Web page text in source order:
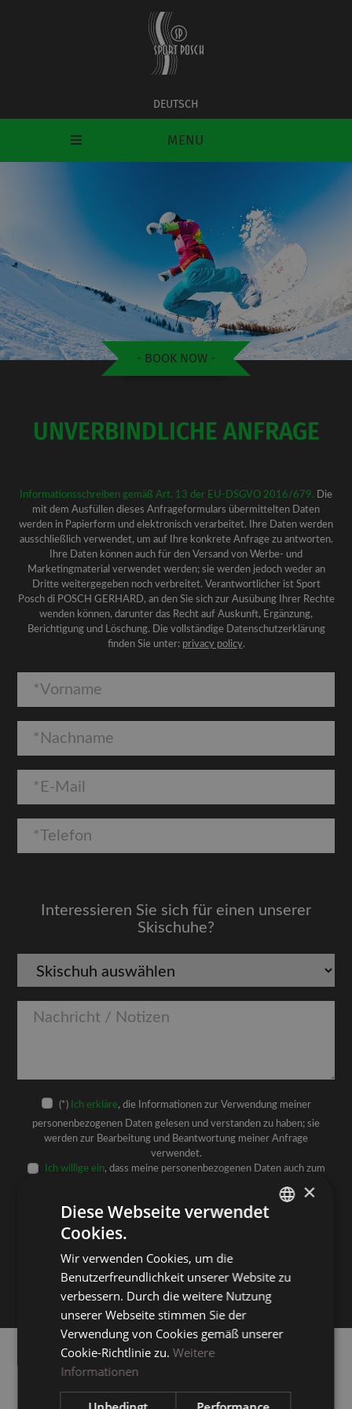
DEUTSCH
MENU
- BOOK NOW -
UNVERBINDLICHE ANFRAGE
Informationsschreiben gemäß Art. 13 der EU-DSGVO 2016/679. Die
mit dem Ausfüllen dieses Anfrageformulars übermittelten Daten
werden in Papierform und elektronisch verarbeitet. Ihre Daten werden
ausschließlich verwendet, um auf Ihre konkrete Anfrage zu antworten.
Ihre Daten können auch für den Versand von Werbe- und
Marketingmaterial verwendet werden; sie werden jedoch weder an
Dritte weitergegeben noch verbreitet. Verantwortlicher ist Sport
Posch di POSCH GERHARD, an den Sie sich zur Ausübung Ihrer Rechte
wenden können, darunter das Recht auf Auskunft, Ergänzung,
Berichtigung und Löschung. Die vollständige Datenschutzerklärung
finden Sie unter: privacy policy.
Interessieren Sie sich für einen unserer
Skischuhe?
(*) Ich erkläre, die Informationen zur Verwendung meiner
personenbezogenen Daten gelesen und verstanden zu haben; sie
werden zur Bearbeitung und Beantwortung meiner Anfrage
verwendet.
Ich willige ein, dass meine personenbezogenen Daten auch zum
Versand von Werbe- und Marketingmaterial verarbeitet werden
(freiwillige Einwilligung)
PREISLISTE
Öffnungszeiten
+39 0471 830217
×
Diese Webseite verwendet
Cookies.
Wir verwenden Cookies, um die
Benutzerfreundlichkeit unserer Website zu
verbessern. Durch die weitere Nutzung
unserer Webseite stimmen Sie der
Verwendung von Cookies gemäß unserer
Cookie-Richtlinie zu. Weitere
Informationen